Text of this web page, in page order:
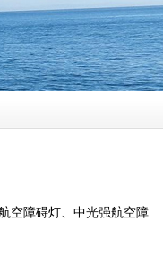
空障碍灯、中光强航空障